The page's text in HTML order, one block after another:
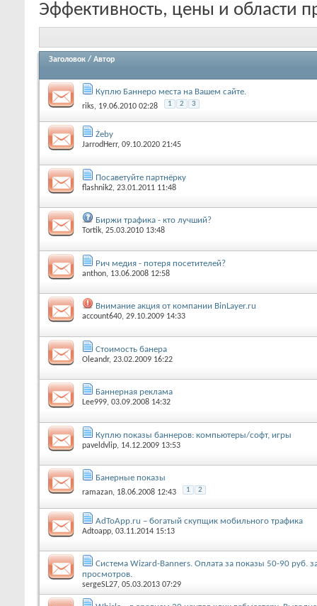
Эффективность, цены и области
Заголовок / Автор
Куплю Баннеро места на Вашем сайте.
riks, 19.06.2010 02:28 1 2 3
Żeby
JarrodHerr, 09.10.2020 21:45
Посаветуйте партнёрку
flashnik2, 23.01.2011 11:48
Биржи трафика - кто лучший?
Tortik, 25.03.2010 13:48
Рич медия - потеря посетителей?
anthon, 13.06.2008 12:58
Внимание акция от компании BinLayer.ru
account640, 29.10.2009 14:33
Стоимость банера
Oleandr, 23.02.2009 16:22
Баннерная реклама
Lee999, 03.09.2008 14:32
Куплю показы баннеров: компьютеры/софт, игры
paveldvlip, 14.12.2009 13:53
Банерные показы
ramazan, 18.06.2008 12:43 1 2
AdToApp.ru – богатый скупщик мобильного трафика
Adtoapp, 03.11.2014 15:13
Система Wizard-Banners. Оплата за показы 50-90 руб.
просмотров.
sergeSL27, 05.03.2013 07:29